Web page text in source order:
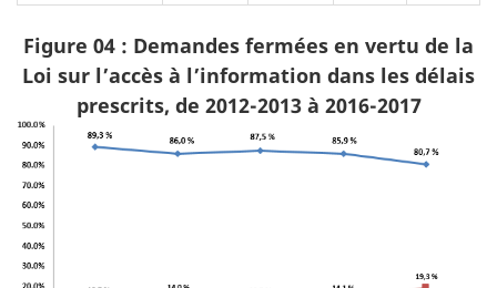
Figure 04 : Demandes fermées en vertu de la
Loi sur l’accès à l’information dans les délais
prescrits, de 2012-2013 à 2016-2017